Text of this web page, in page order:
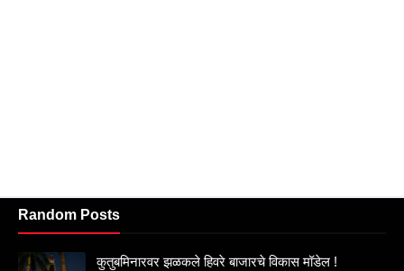
Random Posts
कुतुबमिनारवर झळकले हिवरे बाजारचे विकास मॉडेल !